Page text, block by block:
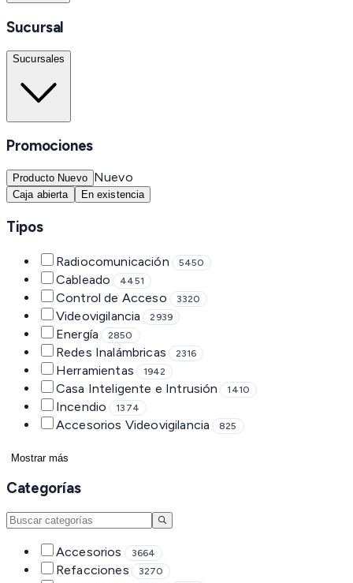
Sucursal
Sucursales
Promociones
Producto Nuevo Nuevo
Caja abierta En existencia
Tipos
Radiocomunicación 5450
Cableado 4451
Control de Acceso 3320
Videovigilancia 2939
Energía 2850
Redes Inalámbricas 2316
Herramientas 1942
Casa Inteligente e Intrusión 1410
Incendio 1374
Accesorios Videovigilancia 825
Mostrar más
Categorías
Accesorios 3664
Refacciones 3270